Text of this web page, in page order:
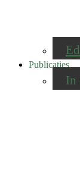
Publicaties
In